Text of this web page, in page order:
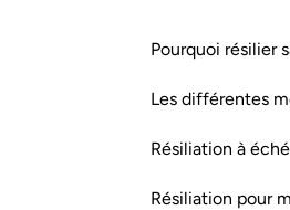
Pourquoi résilier
Les différentes
Résiliation à
Résiliation pour